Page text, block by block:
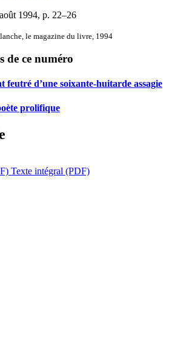
1994, p. 22–26
le magazine du livre, 1994
de ce numéro
feutré d’une soixante-huitarde assagie
prolifique
Texte intégral (PDF)